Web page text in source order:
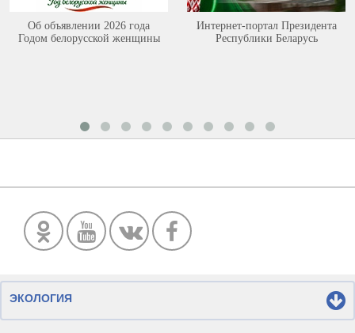
Об объявлении 2026 года
Годом белорусской женщины
Интернет-портал Президента
Республики Беларусь
ЭКОЛОГИЯ